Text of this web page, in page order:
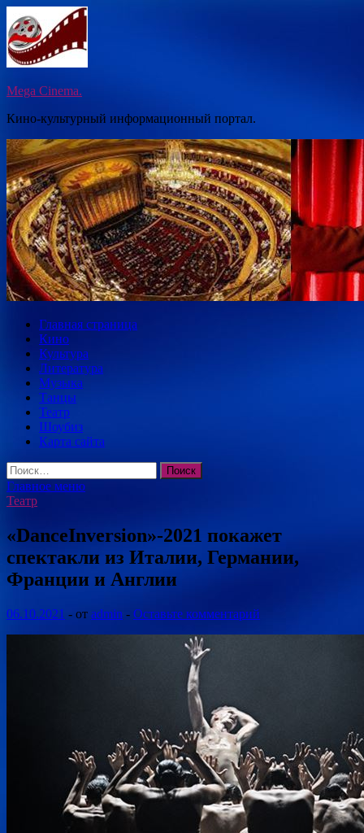
Перейти
к
содержимому
Mega Cinema.
Кино-культурный информационный портал.
Главная страница
Кино
Культура
Литература
Музыка
Танцы
Театр
Шоубиз
Карта сайта
Найти:
Главное меню
Театр
«DanceInversion»-2021 покажет
спектакли из Италии, Германии,
Франции и Англии
06.10.2021 - от admin - Оставьте комментарий